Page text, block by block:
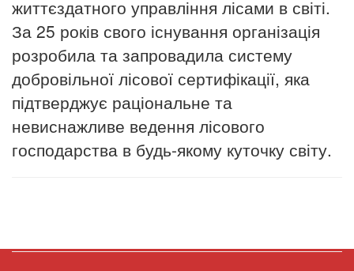
життєздатного управління лісами в світі.
За 25 років свого існування організація
розробила та запровадила систему
добровільної лісової сертифікації, яка
підтверджує раціональне та
невиснажливе ведення лісового
господарства в будь-якому куточку світу.